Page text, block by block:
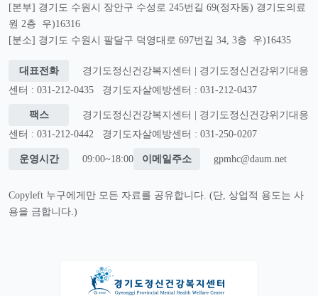
[본부] 경기도 수원시 장안구 수성로 245번길 69(정자동) 경기도의료
원 2층 우)16316
[분소] 경기도 수원시 팔달구 덕영대로 697번길 34, 3층 우)16435
대표전화
경기도정신건강복지센터 | 경기도정신건강위기대응
센터 : 031-212-0435
경기도자살예방센터 : 031-212-0437
팩스
경기도정신건강복지센터 | 경기도정신건강위기대응
센터 : 031-212-0442
경기도자살예방센터 : 031-250-0207
운영시간 09:00~18:00 이메일주소 gpmhc@daum.net
Copyleft 누구에게만 모든 자료를 공유합니다. (단, 상업적 용도는 사
용을 금합니다.)